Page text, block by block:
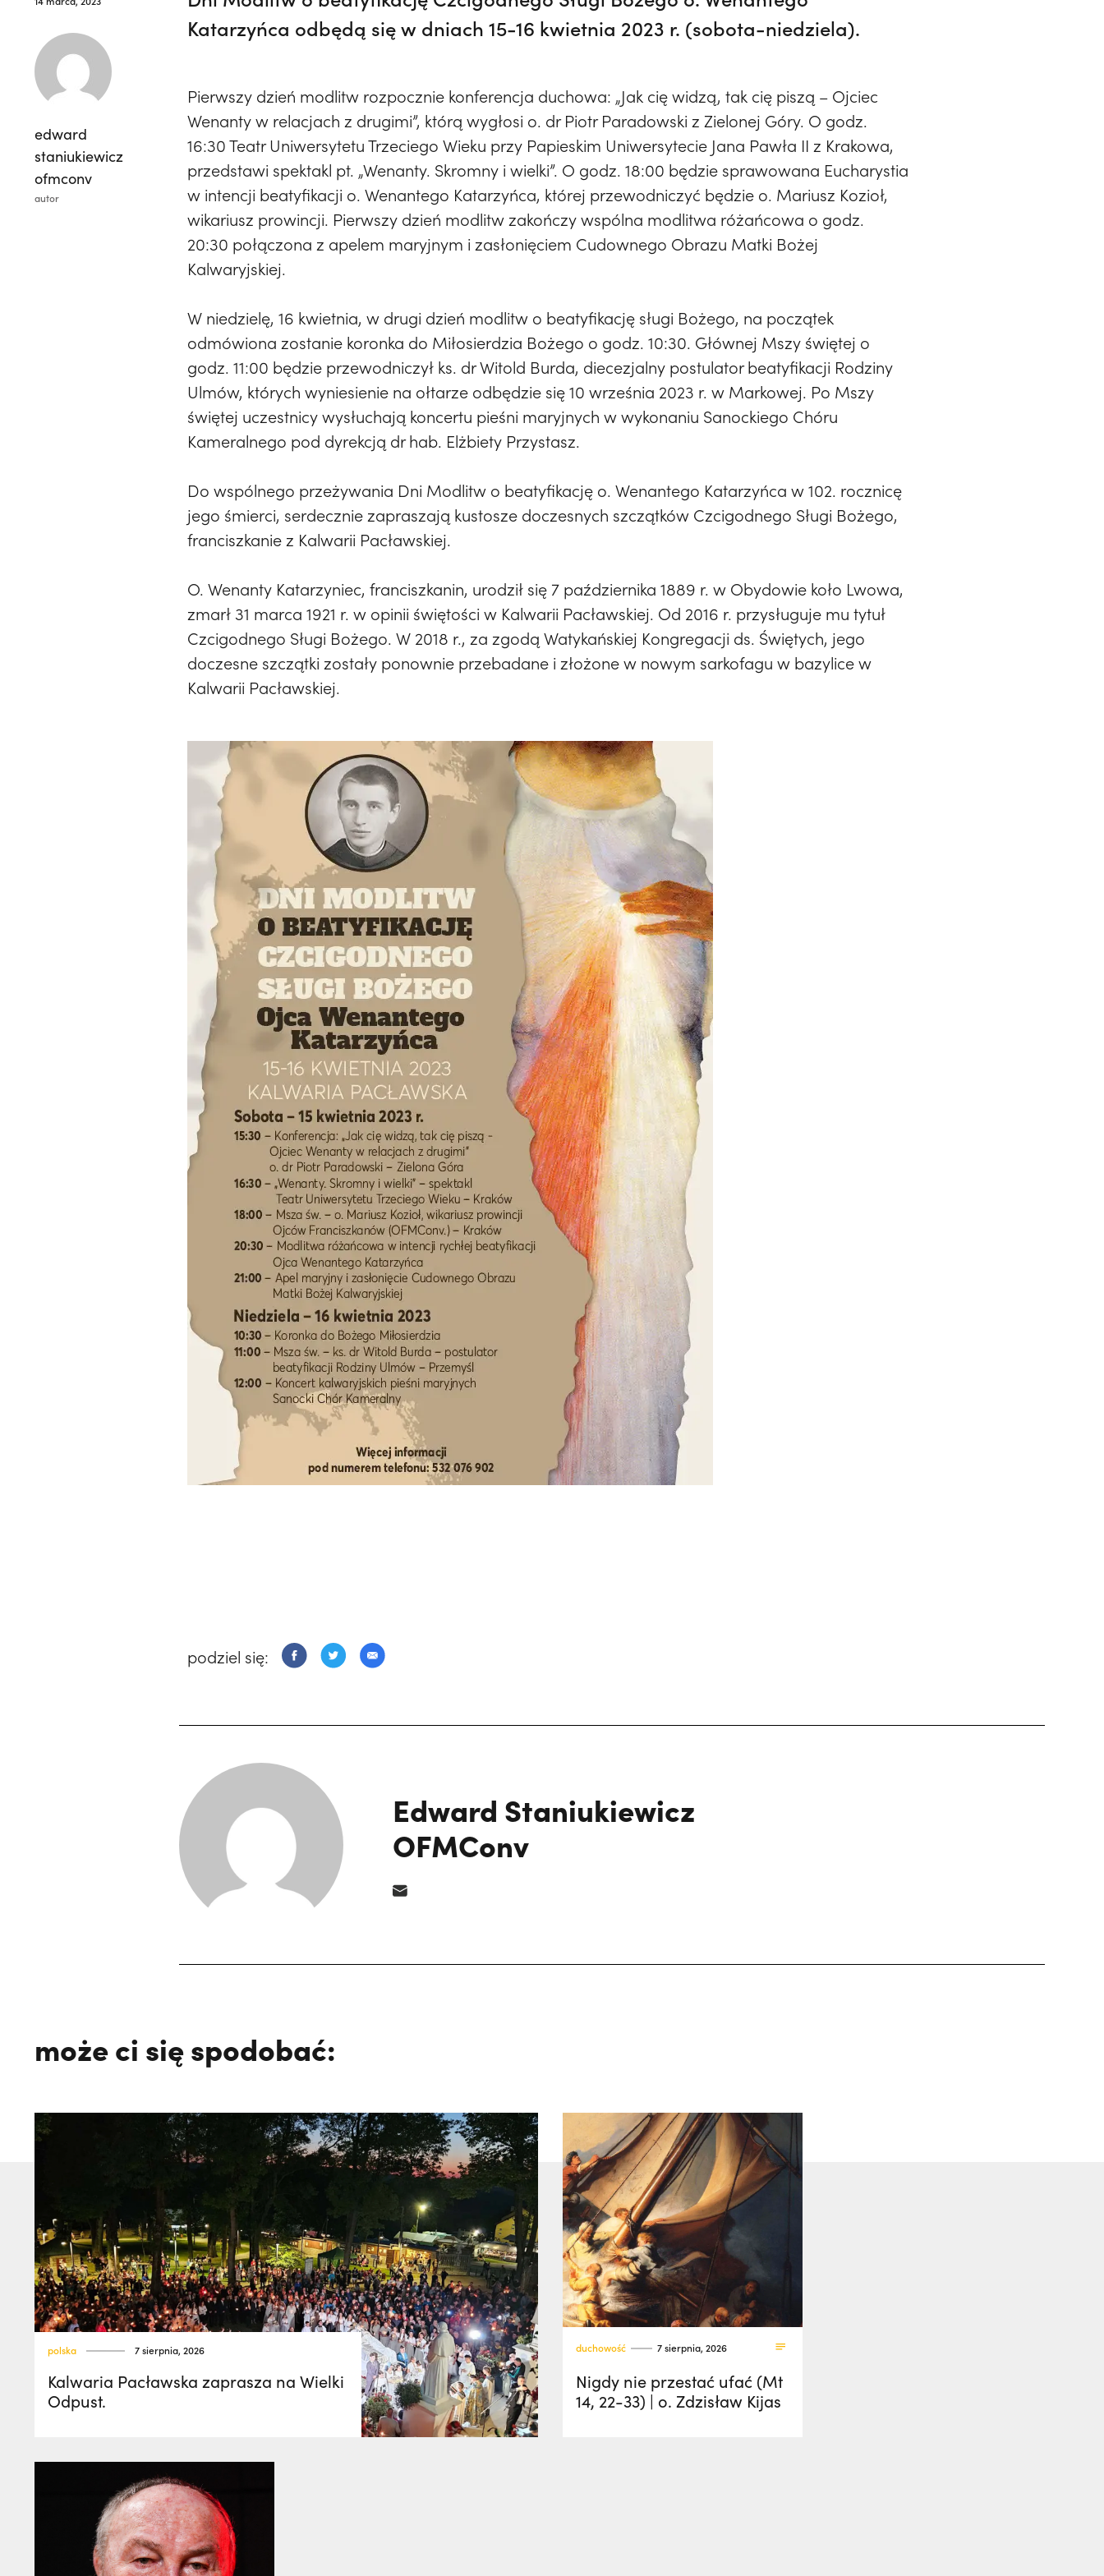
edward
staniukiewicz
ofmconv
autor
Katarzyńca odbędą się w dniach 15-16 kwietnia 2023 r. (sobota-niedziela).
Pierwszy dzień modlitw rozpocznie konferencja duchowa: „Jak cię widzą, tak cię piszą – Ojciec
Wenanty w relacjach z drugimi”, którą wygłosi o. dr Piotr Paradowski z Zielonej Góry. O godz.
16:30 Teatr Uniwersytetu Trzeciego Wieku przy Papieskim Uniwersytecie Jana Pawła II z Krakowa,
przedstawi spektakl pt. „Wenanty. Skromny i wielki”. O godz. 18:00 będzie sprawowana Eucharystia
w intencji beatyfikacji o. Wenantego Katarzyńca, której przewodniczyć będzie o. Mariusz Kozioł,
wikariusz prowincji. Pierwszy dzień modlitw zakończy wspólna modlitwa różańcowa o godz.
20:30 połączona z apelem maryjnym i zasłonięciem Cudownego Obrazu Matki Bożej
Kalwaryjskiej.
W niedzielę, 16 kwietnia, w drugi dzień modlitw o beatyfikację sługi Bożego, na początek
odmówiona zostanie koronka do Miłosierdzia Bożego o godz. 10:30. Głównej Mszy świętej o
godz. 11:00 będzie przewodniczył ks. dr Witold Burda, diecezjalny postulator beatyfikacji Rodziny
Ulmów, których wyniesienie na ołtarze odbędzie się 10 września 2023 r. w Markowej. Po Mszy
świętej uczestnicy wysłuchają koncertu pieśni maryjnych w wykonaniu Sanockiego Chóru
Kameralnego pod dyrekcją dr hab. Elżbiety Przystasz.
Do wspólnego przeżywania Dni Modlitw o beatyfikację o. Wenantego Katarzyńca w 102. rocznicę
jego śmierci, serdecznie zapraszają kustosze doczesnych szczątków Czcigodnego Sługi Bożego,
franciszkanie z Kalwarii Pacławskiej.
O. Wenanty Katarzyniec, franciszkanin, urodził się 7 października 1889 r. w Obydowie koło Lwowa,
zmarł 31 marca 1921 r. w opinii świętości w Kalwarii Pacławskiej. Od 2016 r. przysługuje mu tytuł
Czcigodnego Sługi Bożego. W 2018 r., za zgodą Watykańskiej Kongregacji ds. Świętych, jego
doczesne szczątki zostały ponownie przebadane i złożone w nowym sarkofagu w bazylice w
Kalwarii Pacławskiej.
podziel się:
Edward Staniukiewicz
OFMConv
może ci się spodobać:
polska 7 sierpnia, 2026
Kalwaria Pacławska zaprasza na Wielki
Odpust.
duchowość 7 sierpnia, 2026
Nigdy nie przestać ufać (Mt
14, 22-33) | o. Zdzisław Kijas